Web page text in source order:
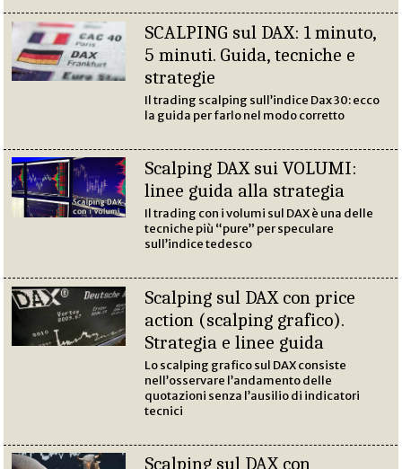
SCALPING sul DAX: 1 minuto,
5 minuti. Guida, tecniche e
strategie
Il trading scalping sull’indice Dax 30: ecco
la guida per farlo nel modo corretto
Scalping DAX sui VOLUMI:
linee guida alla strategia
Il trading con i volumi sul DAX è una delle
tecniche più “pure” per speculare
sull’indice tedesco
Scalping sul DAX con price
action (scalping grafico).
Strategia e linee guida
Lo scalping grafico sul DAX consiste
nell’osservare l’andamento delle
quotazioni senza l’ausilio di indicatori
tecnici
Scalping sul DAX con